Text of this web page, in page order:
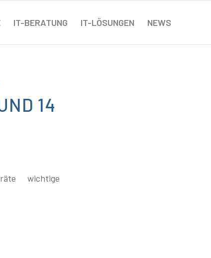
IT-BERATUNG IT-LÖSUNGEN NEWS
14
wichtige